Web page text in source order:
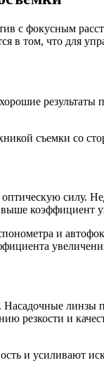
с фокусным
в том, что для
съемки со
силу.
коэффициент
и
и
и усиливают